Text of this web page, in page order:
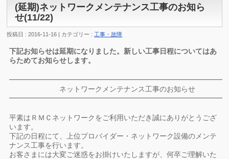
(延期)ネットワークメンテナンス工事のお知ら
せ(11/22)
投稿日 : 2016-11-16 | カテゴリー : 工事・故障
下記お知らせは延期になりました。新しい工事日程についてはあ
らためてお知らせします。
ネットワークメンテナンス工事のお知らせ
平素はＲＭＣネットワークをご利用いただき誠にありがとうござ
います。
下記の日程にて、上位プロバイダー・ネットワーク設備のメンテ
ナンス工事を行います。
お客さまには大変ご迷惑をお掛けいたしますが、何卒ご理解いた